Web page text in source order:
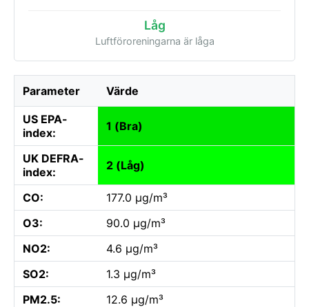
Låg
Luftföroreningarna är låga
Parameter Värde
US EPA-
index:
1 (Bra)
UK DEFRA-
index:
2 (Låg)
CO:
177.0 µg/m³
O3:
90.0 µg/m³
NO2:
4.6 µg/m³
SO2:
1.3 µg/m³
PM2.5:
12.6 µg/m³